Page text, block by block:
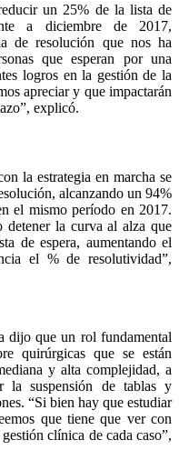
un 25% de la lista de
a diciembre de 2017,
de resolución que nos ha
que esperan por una
logros en la gestión de la
apreciar y que impactarán
explicó.
la estrategia en marcha se
alcanzando un 94%
el mismo período en 2017.
detener la curva al alza que
de espera, aumentando el
el % de resolutividad”,
dijo que un rol fundamental
quirúrgicas que se están
y alta complejidad, a
la suspensión de tablas y
“Si bien hay que estudiar
que tiene que ver con
clínica de cada caso”,